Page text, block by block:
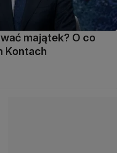
majątek? O co
Kontach